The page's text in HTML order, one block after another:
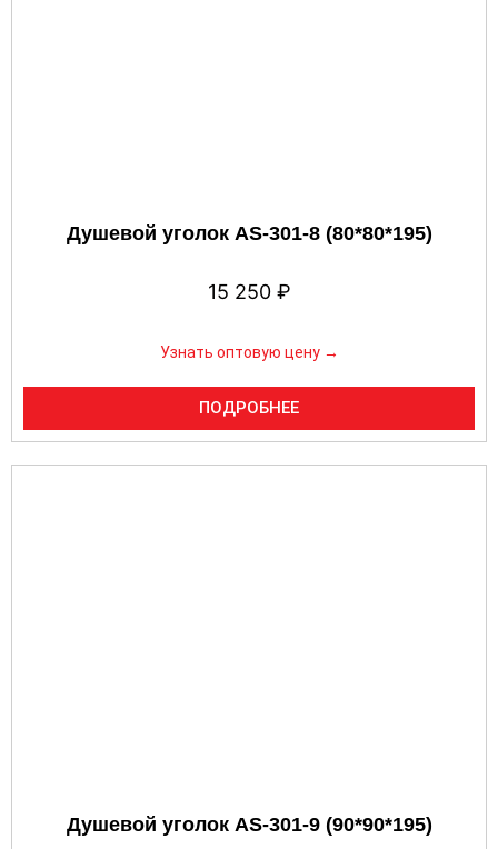
Душевой уголок AS-301-8 (80*80*195)
15 250 ₽
Узнать оптовую цену →
ПОДРОБНЕЕ
Душевой уголок AS-301-9 (90*90*195)